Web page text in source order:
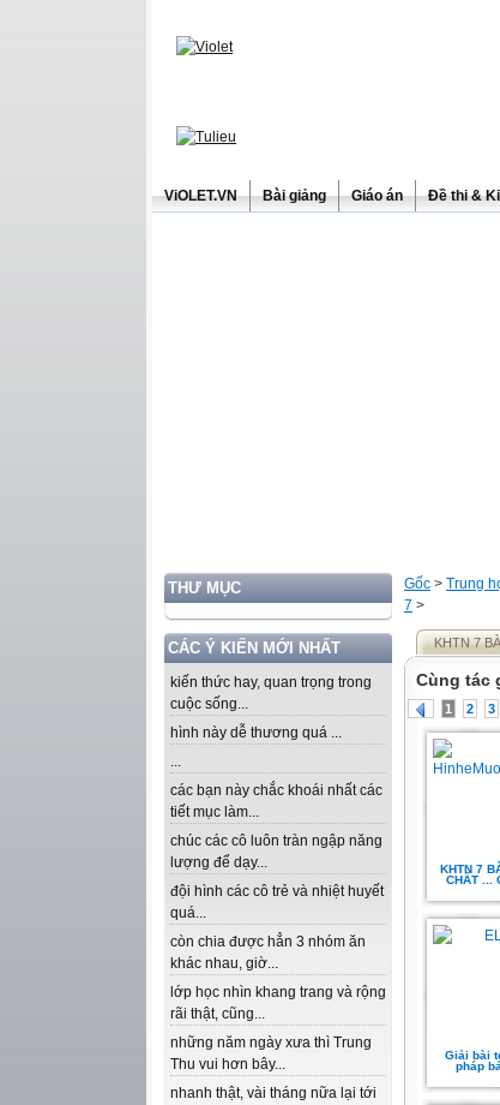
ViOLET.VN Bài giảng Giáo án Đề thi &
THƯ MỤC
CÁC Ý KIẾN MỚI NHẤT
kiến thức hay, quan trọng trong
cuộc sống...
hình này dễ thương quá ...
...
các bạn này chắc khoái nhất các
tiết mục làm...
chúc các cô luôn tràn ngập năng
lượng để dạy...
đội hình các cô trẻ và nhiệt huyết
quá...
còn chia được hẳn 3 nhóm ăn
khác nhau, giờ...
lớp học nhìn khang trang và rộng
rãi thật, cũng...
những năm ngày xưa thì Trung
Thu vui hơn bây...
nhanh thật, vài tháng nữa lại tới
Gốc > Trung
7 >
KHTN 7
Cùng tác
1 2 3
KHTN 7
CHẤT ...
Giải bài
pháp